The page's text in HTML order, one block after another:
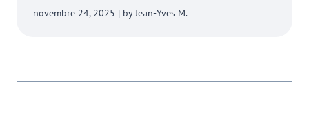
novembre 24, 2025 | by Jean-Yves M.